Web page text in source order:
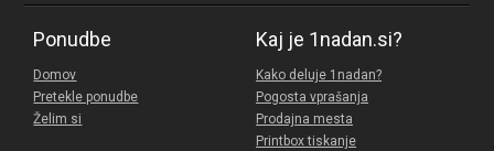
Ponudbe
Domov
Pretekle ponudbe
Želim si
Kaj je 1nadan.si?
Kako deluje 1nadan?
Pogosta vprašanja
Prodajna mesta
Printbox tiskanje